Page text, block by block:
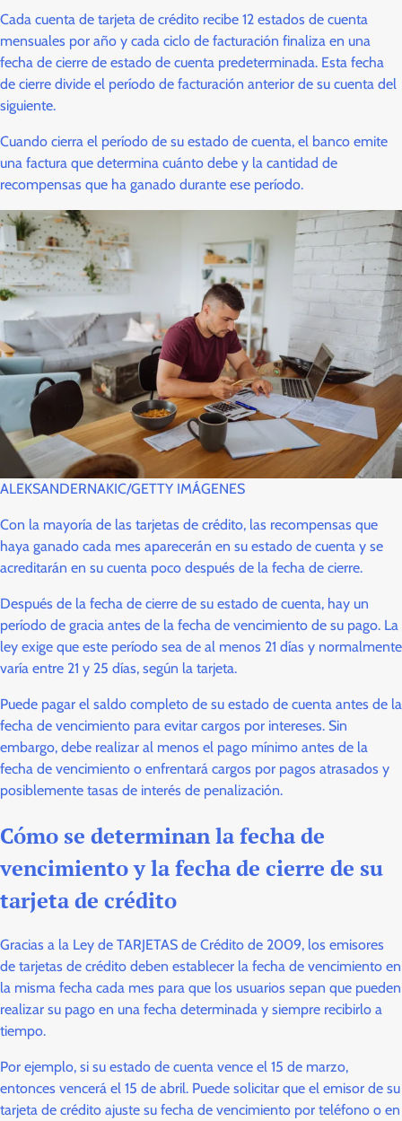
Cada cuenta de tarjeta de crédito recibe 12 estados de cuenta
mensuales por año y cada ciclo de facturación finaliza en una
fecha de cierre de estado de cuenta predeterminada. Esta fecha
de cierre divide el período de facturación anterior de su cuenta del
siguiente.
Cuando cierra el período de su estado de cuenta, el banco emite
una factura que determina cuánto debe y la cantidad de
recompensas que ha ganado durante ese período.
ALEKSANDERNAKIC/GETTY IMÁGENES
Con la mayoría de las tarjetas de crédito, las recompensas que
haya ganado cada mes aparecerán en su estado de cuenta y se
acreditarán en su cuenta poco después de la fecha de cierre.
Después de la fecha de cierre de su estado de cuenta, hay un
período de gracia antes de la fecha de vencimiento de su pago. La
ley exige que este período sea de al menos 21 días y normalmente
varía entre 21 y 25 días, según la tarjeta.
Puede pagar el saldo completo de su estado de cuenta antes de la
fecha de vencimiento para evitar cargos por intereses. Sin
embargo, debe realizar al menos el pago mínimo antes de la
fecha de vencimiento o enfrentará cargos por pagos atrasados ​​y
posiblemente tasas de interés de penalización.
Cómo se determinan la fecha de
vencimiento y la fecha de cierre de su
tarjeta de crédito
Gracias a la Ley de TARJETAS de Crédito de 2009, los emisores
de tarjetas de crédito deben establecer la fecha de vencimiento en
la misma fecha cada mes para que los usuarios sepan que pueden
realizar su pago en una fecha determinada y siempre recibirlo a
tiempo.
Por ejemplo, si su estado de cuenta vence el 15 de marzo,
entonces vencerá el 15 de abril. Puede solicitar que el emisor de su
tarjeta de crédito ajuste su fecha de vencimiento por teléfono o en